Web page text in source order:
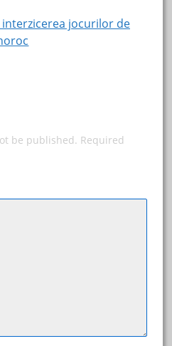
jocurilor de
be published. Required